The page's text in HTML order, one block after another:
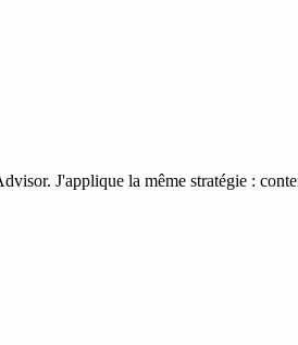
J'applique la même stratégie :